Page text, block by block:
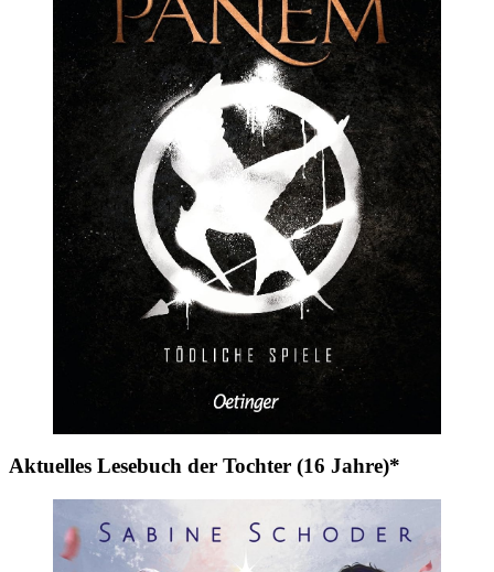
Aktuelles Lesebuch der Tochter (16 Jahre)*